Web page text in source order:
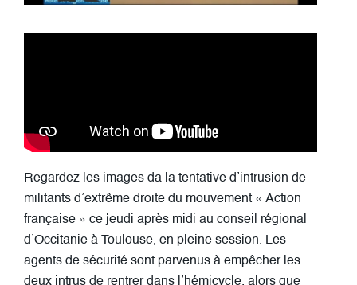
Regardez les images da la tentative d’intrusion de
militants d’extrême droite du mouvement « Action
française » ce jeudi après midi au conseil régional
d’Occitanie à Toulouse, en pleine session. Les
agents de sécurité sont parvenus à empêcher les
deux intrus de rentrer dans l’hémicycle, alors que